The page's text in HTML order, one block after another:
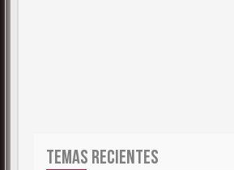
TEMAS RECIENTES